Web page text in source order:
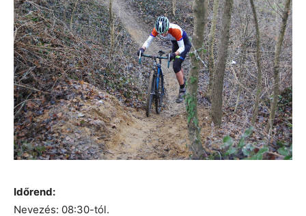
Időrend:
Nevezés: 08:30-tól.